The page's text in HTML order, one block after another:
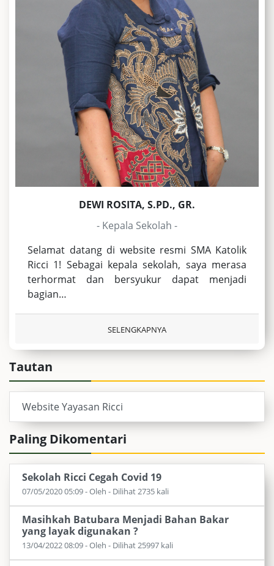
DEWI ROSITA, S.PD., GR.
- Kepala Sekolah -
Selamat datang di website resmi SMA Katolik
Ricci 1! Sebagai kepala sekolah, saya merasa
terhormat dan bersyukur dapat menjadi
bagian…
SELENGKAPNYA
Tautan
Website Yayasan Ricci
Paling Dikomentari
Sekolah Ricci Cegah Covid 19
07/05/2020 05:09 - Oleh - Dilihat 2735 kali
Masihkah Batubara Menjadi Bahan Bakar
yang layak digunakan ?
13/04/2022 08:09 - Oleh - Dilihat 25997 kali